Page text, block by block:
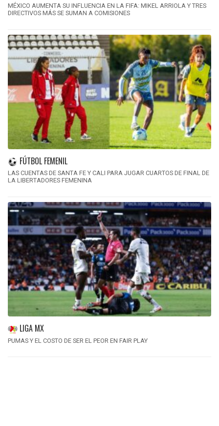
MÉXICO AUMENTA SU INFLUENCIA EN LA FIFA: MIKEL ARRIOLA Y TRES
DIRECTIVOS MÁS SE SUMAN A COMISIONES
FÚTBOL FEMENIL
LAS CUENTAS DE SANTA FE Y CALI PARA JUGAR CUARTOS DE FINAL DE
LA LIBERTADORES FEMENINA
LIGA MX
PUMAS Y EL COSTO DE SER EL PEOR EN FAIR PLAY